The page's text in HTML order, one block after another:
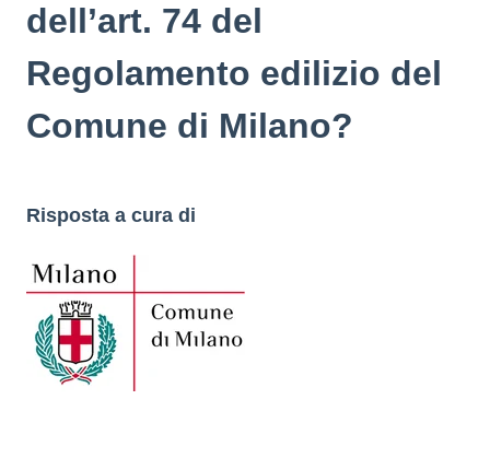
dell’art. 74 del
Regolamento edilizio del
Comune di Milano?
Risposta a cura di